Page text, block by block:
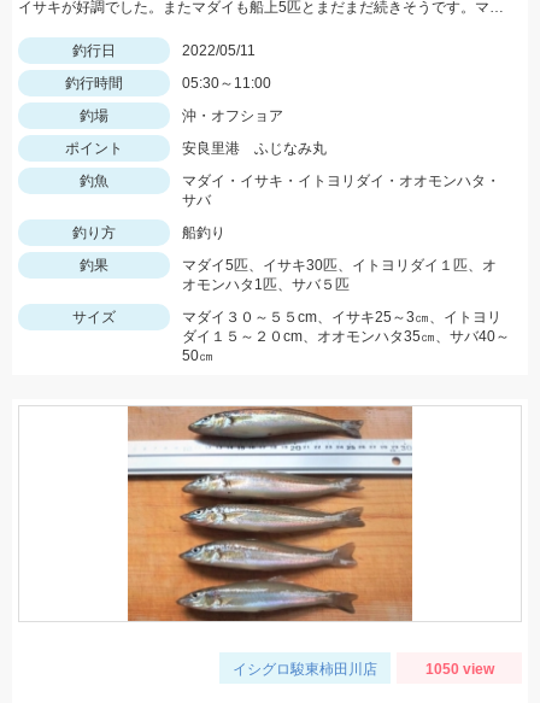
イサキが好調でした。またマダイも船上5匹とまだまだ続きそうです。マダイなら12ｍのハリス、イサキなら5ｍハリスに2本針が効果絶大でした。
釣行日
2022/05/11
釣行時間
05:30～11:00
釣場
沖・オフショア
ポイント
安良里港 ふじなみ丸
釣魚
マダイ・イサキ・イトヨリダイ・オオモンハタ・
サバ
釣り方
船釣り
釣果
マダイ5匹、イサキ30匹、イトヨリダイ１匹、オ
オモンハタ1匹、サバ５匹
サイズ
マダイ３０～５５cm、イサキ25～3㎝、イトヨリ
ダイ１５～２０cm、オオモンハタ35㎝、サバ40～
50㎝
イシグロ駿東柿田川店 1050 view